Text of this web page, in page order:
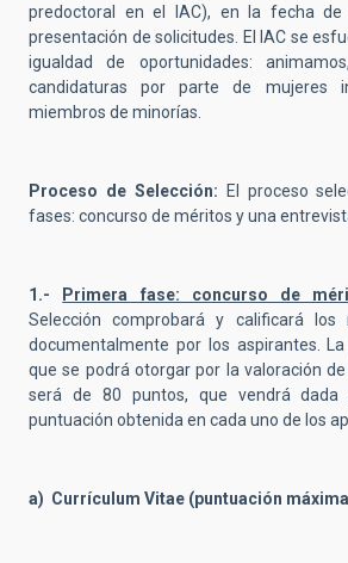
predoctoral en el IAC), en la fecha
presentación de solicitudes. El IAC se
igualdad de oportunidades:
candidaturas por parte de mujeres
miembros de minorías.
Proceso de Selección: El proceso
fases: concurso de méritos y una
1.- Primera fase: concurso de
Selección comprobará y calificará los
documentalmente por los aspirantes.
que se podrá otorgar por la valoración
será de 80 puntos, que vendrá
puntuación obtenida en cada uno de los
a) Currículum Vitae (puntuación